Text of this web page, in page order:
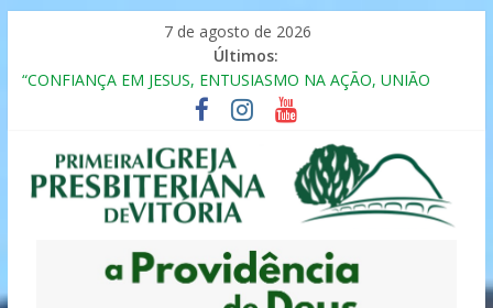
7 de agosto de 2026
Últimos:
“CONFIANÇA EM JESUS, ENTUSIASMO NA AÇÃO, UNIÃO
Seminário da Família 2025
Formação em Inclusão, Ensino e Relacionamento com
Pessoas Atípicas
12º ENCONTRO DE CASAIS
MULHER PRESBITERIANA
Primeira